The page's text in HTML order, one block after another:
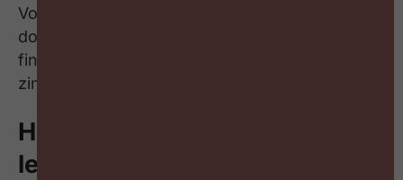
Volgens Geert gebeurt dat best op een
doordachte manier, op maat, niet louter om
financiële beweegredenen en met het oog op
zinvolheid.
Hoe kunnen we
leidinggevenden sensibiliseren